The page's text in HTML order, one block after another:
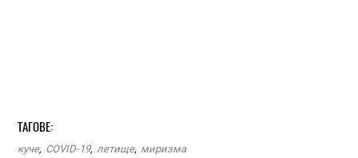
ТАГОВЕ:
куче, COVID-19, летище, миризма